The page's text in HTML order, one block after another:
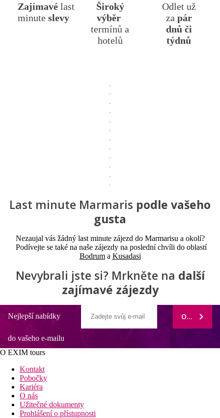
Zajímavé last
minute slevy
Široký
výběr
termínů a
hotelů
Odlet už
za pár
dnů či
týdnů
Last minute Marmaris podle vašeho
gusta
Nezaujal vás žádný last minute zájezd do Marmarisu a okolí?
Podívejte se také na naše zájezdy na poslední chvíli do oblastí
Bodruma Kusadasi
Nevybrali jste si? Mrkněte na další
zajímavé zájezdy
Nejlepší nabídky
do vašeho e-mailu
ODEBÍRAT
O EXIM tours
Kontakt
Pobočky
Kariéra
O nás
Užitečné dokumenty
Prohlášení o přístupnosti